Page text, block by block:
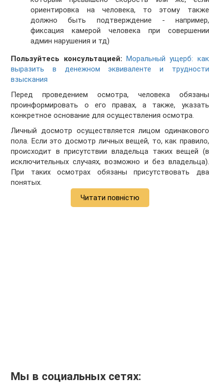
ориентировка на человека, то этому также
должно быть подтверждение - например,
фиксация камерой человека при совершении
админ нарушения и тд)
Пользуйтесь консультацией:
Моральный ущерб: как
выразить в денежном эквиваленте и трудности
взыскания
Перед проведением осмотра, человека обязаны
проинформировать о его правах, а также, указать
конкретное основание для осуществления осмотра.
Личный досмотр осуществляется лицом одинакового
пола. Если это досмотр личных вещей, то, как правило,
происходит в присутствии владельца таких вещей (в
исключительных случаях, возможно и без владельца).
При таких осмотрах обязаны присутствовать два
понятых.
Читати повністю
Мы в социальных сетях: